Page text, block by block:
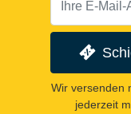
Wir versenden
jederzeit